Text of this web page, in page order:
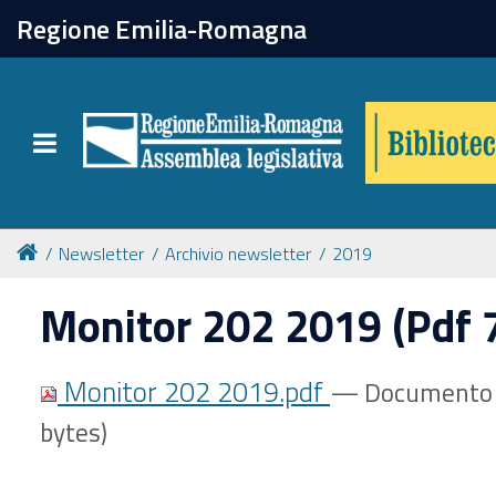
Regione Emilia-Romagna
Toggle navigation
chiudi
Catalogo online
Collezioni
Per approfondire
Appuntamenti
Newsletter Archivio newsletter 2019
Monitor 202 2019 (Pdf
Monitor 202 2019.pdf — Documento
bytes)